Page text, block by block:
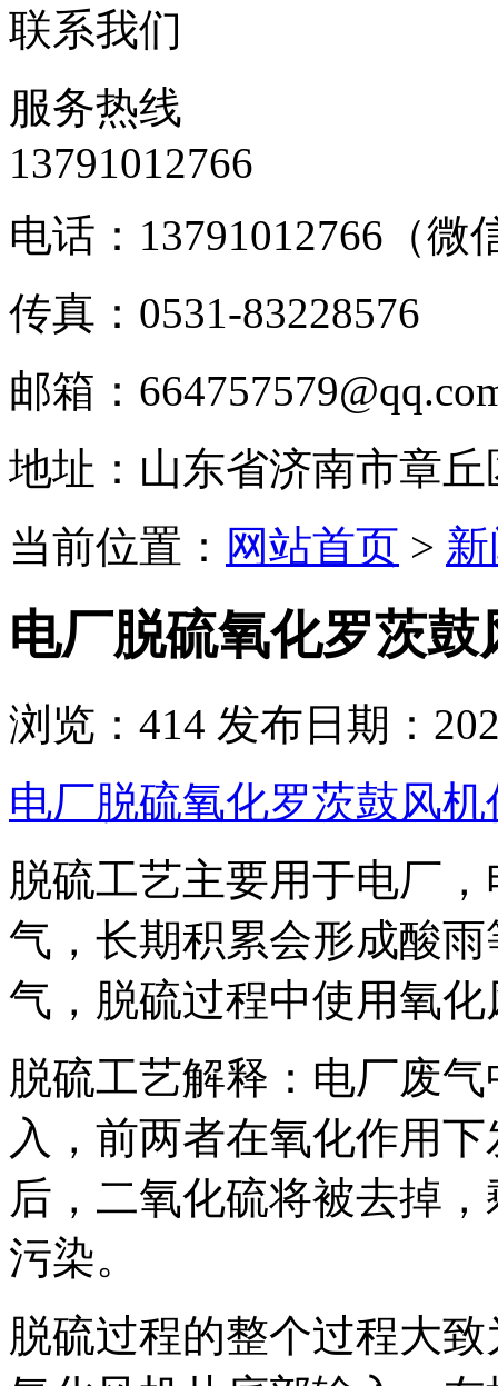
联系我们
服务热线
13791012766
电话：13791012766（微
传真：0531-83228576
邮箱：
地址：山东省济南市章丘
当前位置： 网站首页 >
电厂脱硫氧化罗茨鼓
浏览： 414 发布日期：
电厂脱硫氧化罗茨鼓风机
脱硫工艺主要用于电厂
气，长期积累会形成酸
气，脱硫过程中使用氧
脱硫工艺解释：电厂废
入，前两者在氧化作用
后，二氧化硫将被去掉
污染。
脱硫过程的整个过程大